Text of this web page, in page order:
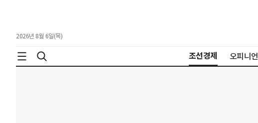
2026년 8월 6일(목)
조선경제 오피니언